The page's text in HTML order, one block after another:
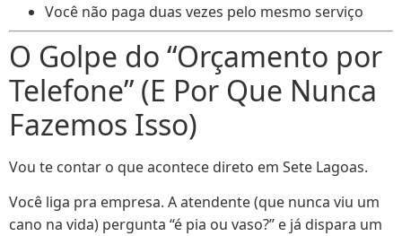
Você não paga duas vezes pelo mesmo serviço
O Golpe do “Orçamento por
Telefone” (E Por Que Nunca
Fazemos Isso)
Vou te contar o que acontece direto em Sete Lagoas.
Você liga pra empresa. A atendente (que nunca viu um
cano na vida) pergunta “é pia ou vaso?” e já dispara um